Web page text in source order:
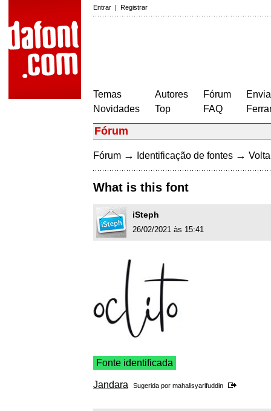
Entrar | Registrar
Temas
Novidades
Autores
Top
Fórum
FAQ
Fórum
Fórum → Identificação de fontes →
What is this font
iSteph
26/02/2021 às 15:41
Fonte identificada
Jandara Sugerida por mahalisyarifuddin